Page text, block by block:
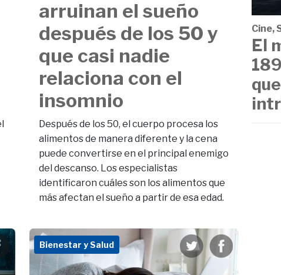
arruinan el sueño
después de los 50 y
que casi nadie
relaciona con el
insomnio
Después de los 50, el cuerpo procesa los
alimentos de manera diferente y la cena
puede convertirse en el principal enemigo
del descanso. Los especialistas
identificaron cuáles son los alimentos que
más afectan el sueño a partir de esa edad.
Bienestar y Salud
Cine,
El